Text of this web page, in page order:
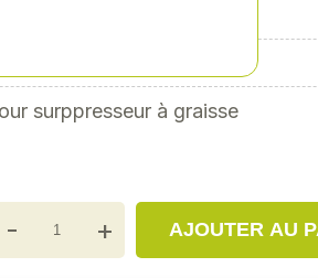
1/4''
surppresseur à graisse
- + AJOUTER AU